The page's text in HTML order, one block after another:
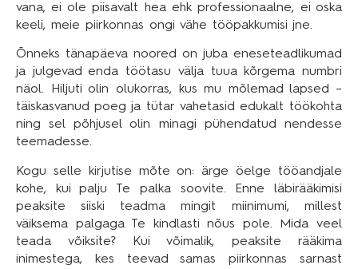
vana, ei ole piisavalt hea ehk professionaalne, ei oska
keeli, meie piirkonnas ongi vähe tööpakkumisi jne.
Õnneks tänapäeva noored on juba eneseteadlikumad
ja julgevad enda töötasu välja tuua kõrgema numbri
näol. Hiljuti olin olukorras, kus mu mõlemad lapsed –
täiskasvanud poeg ja tütar vahetasid edukalt töökohta
ning sel põhjusel olin minagi pühendatud nendesse
teemadesse.
Kogu selle kirjutise mõte on: ärge öelge tööandjale
kohe, kui palju Te palka soovite. Enne läbirääkimisi
peaksite siiski teadma mingit miinimumi, millest
väiksema palgaga Te kindlasti nõus pole. Mida veel
teada võiksite? Kui võimalik, peaksite rääkima
inimestega, kes teevad samas piirkonnas sarnast